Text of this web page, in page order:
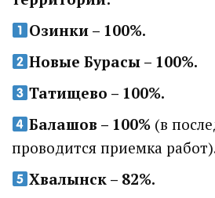
Озинки – 100%.
Новые Бурасы – 100%.
Татищево – 100%.
Балашов – 100%(в
проводится приемка
Хвалынск – 82%.